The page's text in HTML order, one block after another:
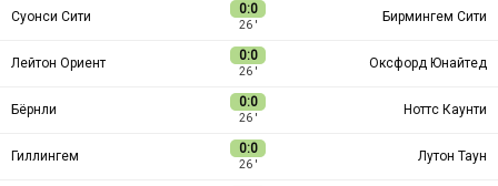
Суонси Сити 0:0
26 ′
Бирмингем Сити
Лейтон Ориент 0:0
26 ′
Оксфорд Юнайтед
Бёрнли 0:0
26 ′
Ноттс Каунти
Гиллингем 0:0
26 ′
Лутон Таун